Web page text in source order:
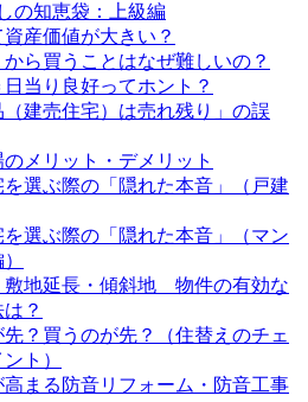
の知恵袋：上級編
産価値が大きい？
から買うことはなぜ難しいの？
当り良好ってホント？
（建売住宅）は売れ残り」の誤
メリット・デメリット
選ぶ際の「隠れた本音」（戸建
選ぶ際の「隠れた本音」（マン
敷地延長・傾斜地 物件の有効な
？
？買うのが先？（住替えのチェ
ト）
高まる防音リフォーム・防音工事